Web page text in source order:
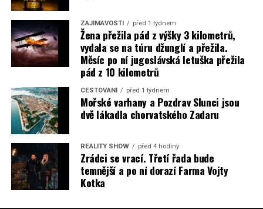
ZAJÍMAVOSTI před 1 týdnem
Žena přežila pád z výšky 3 kilometrů,
vydala se na túru džunglí a přežila.
Měsíc po ní jugoslávská letuška přežila
pád z 10 kilometrů
CESTOVÁNÍ před 1 týdnem
Mořské varhany a Pozdrav Slunci jsou
dvě lákadla chorvatského Zadaru
REALITY SHOW před 4 hodiny
Zrádci se vrací. Třetí řada bude
temnější a po ní dorazí Farma Vojty
Kotka